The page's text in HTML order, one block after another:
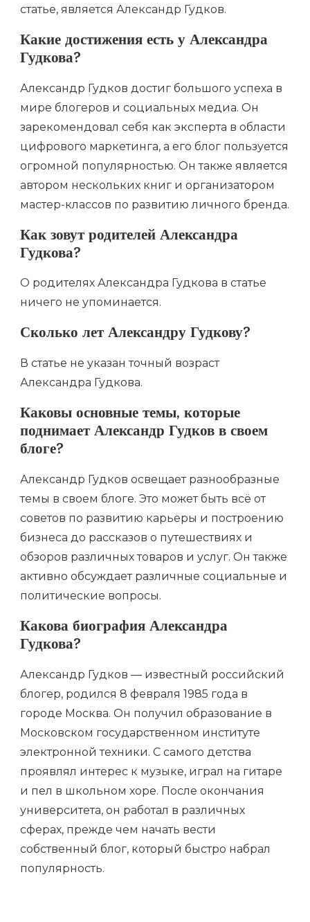
статье, является Александр Гудков.
Какие достижения есть у Александра
Гудкова?
Александр Гудков достиг большого успеха в
мире блогеров и социальных медиа. Он
зарекомендовал себя как эксперта в области
цифрового маркетинга, а его блог пользуется
огромной популярностью. Он также является
автором нескольких книг и организатором
мастер-классов по развитию личного бренда.
Как зовут родителей Александра
Гудкова?
О родителях Александра Гудкова в статье
ничего не упоминается.
Сколько лет Александру Гудкову?
В статье не указан точный возраст
Александра Гудкова.
Каковы основные темы, которые
поднимает Александр Гудков в своем
блоге?
Александр Гудков освещает разнообразные
темы в своем блоге. Это может быть всё от
советов по развитию карьеры и построению
бизнеса до рассказов о путешествиях и
обзоров различных товаров и услуг. Он также
активно обсуждает различные социальные и
политические вопросы.
Какова биография Александра
Гудкова?
Александр Гудков — известный российский
блогер, родился 8 февраля 1985 года в
городе Москва. Он получил образование в
Московском государственном институте
электронной техники. С самого детства
проявлял интерес к музыке, играл на гитаре
и пел в школьном хоре. После окончания
университета, он работал в различных
сферах, прежде чем начать вести
собственный блог, который быстро набрал
популярность.